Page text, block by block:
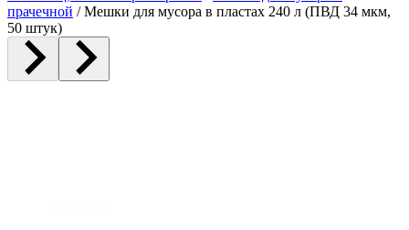
прачечной / Мешки для мусора в пластах 240 л (ПВД 34 мкм,
50 штук)